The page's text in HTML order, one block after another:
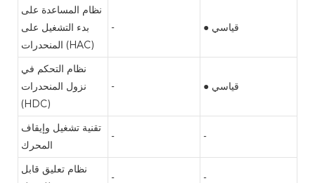
نظام المساعدة على
بدء التشغيل على
المنحدرات (HAC)
- ● قياسي
نظام التحكم في
نزول المنحدرات
(HDC)
- ● قياسي
تقنية تشغيل وإيقاف
المحرك
- -
نظام تعليق قابل
- -